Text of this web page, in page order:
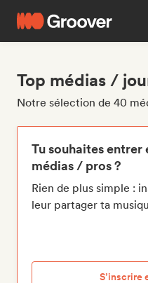
Top médias /
Notre sélection de 40
Tu souhaites
médias / pros ?
Rien de plus simple :
leur partager ta
S’inscrire